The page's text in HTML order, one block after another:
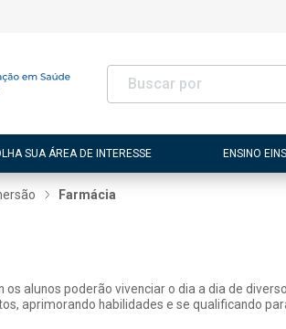
SUA ÁREA DE INTERESSE ENSINO
Farmácia
os alunos poderão vivenciar o dia a dia de
aprimorando habilidades e se qualificando